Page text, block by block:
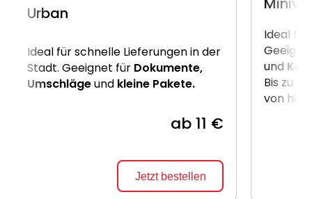
Urban
Ideal für schnelle Lieferungen in der
Stadt. Geeignet für Dokumente,
Umschlägeund kleine Pakete.
ab 11 €
Jetzt bestellen
Ideal für
und
Bis zu 2
von